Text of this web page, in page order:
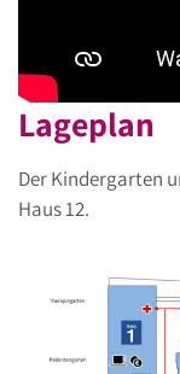
Lageplan
Der Kindergarten
Haus 12.